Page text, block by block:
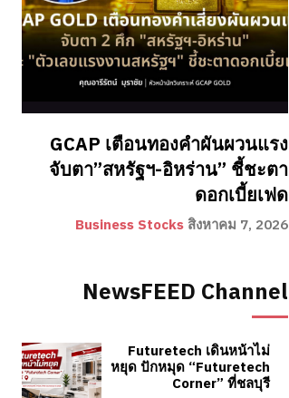
GCAP เตือนทองคำผันผวนแรง
จับตา”สหรัฐฯ-อิหร่าน” ชี้ชะตา
ดอกเบี้ยเฟด
Business Stocks สิงหาคม 7, 2026
NewsFEED Channel
Futuretech เดินหน้าไม่
หยุด ปักหมุด “Futuretech
Corner” ที่ชลบุรี